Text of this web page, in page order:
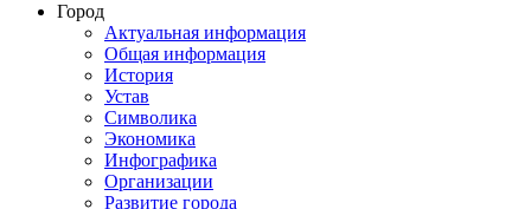
Город
Актуальная информация
Общая информация
История
Устав
Символика
Экономика
Инфографика
Организации
Развитие города